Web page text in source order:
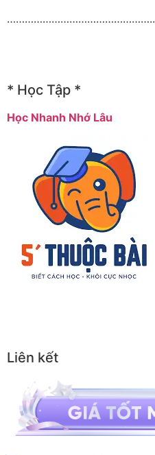
…………………………………………..
* Học Tập *
Học Nhanh Nhớ Lâu
Liên kết